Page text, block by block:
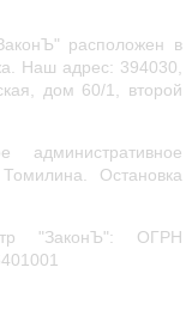
расположен в
Наш адрес: 394030,
дом 60/1, второй
административное
Остановка
"ЗаконЪ": ОГРН